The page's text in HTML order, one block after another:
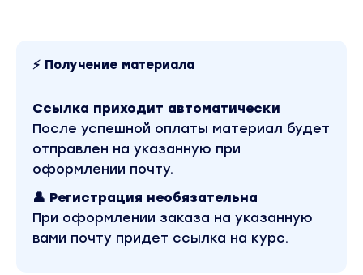
- Салаты (подача в стаканчиках, сборка,
крабовый, сельдь под шубой, 4 вида верринов)
- Брускетты и кростини ( 10 видов)
- Тарталетки, жюльены и сладкие корзинки
(готовим сами основу, начинки и декор - 12
- Фуршетные десерты в стаканчиках с разным
декором и размерами.
- Канапе, клаб канапе под рызные виды
⚡ Получение материала
Ссылка приходит автоматически
После успешной оплаты материал будет
отправлен на указанную при
оформлении почту.
👤 Регистрация необязательна
При оформлении заказа на указанную
вами почту придет ссылка на курс.